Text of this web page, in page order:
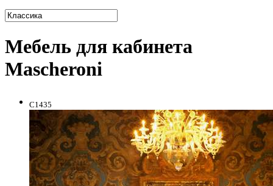
Мебель для кабинета
Mascheroni
C1435